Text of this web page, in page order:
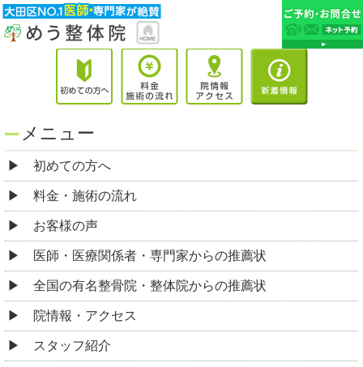
メニュー
初めての方へ
料金・施術の流れ
お客様の声
医師・医療関係者・専門家からの推薦状
全国の有名整骨院・整体院からの推薦状
院情報・アクセス
スタッフ紹介